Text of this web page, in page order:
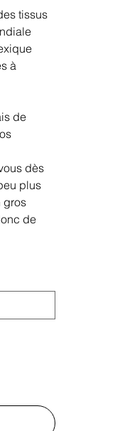
tissus
à
de
dès
plus
gros
de